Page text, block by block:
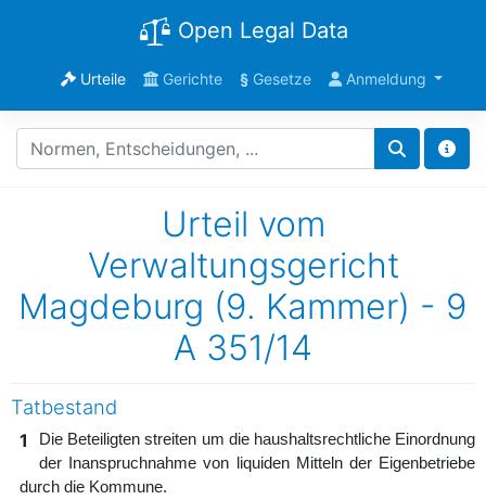
Open Legal Data
Urteile Gerichte §Gesetze Anmeldung
Urteil vom
Verwaltungsgericht
Magdeburg (9. Kammer) - 9
A 351/14
Tatbestand
1
Die Beteiligten streiten um die haushaltsrechtliche Einordnung
der Inanspruchnahme von liquiden Mitteln der Eigenbetriebe
durch die Kommune.